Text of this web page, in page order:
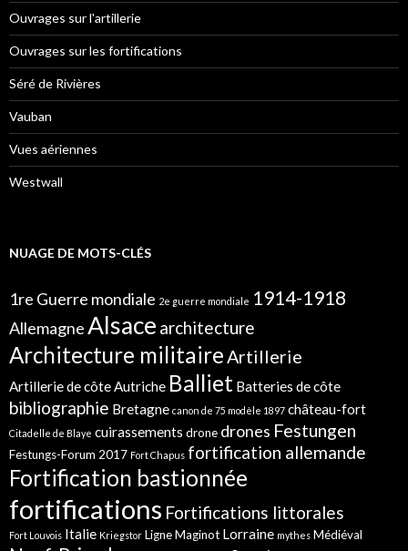
Ouvrages sur l'artillerie
Ouvrages sur les fortifications
Séré de Rivières
Vauban
Vues aériennes
Westwall
NUAGE DE MOTS-CLÉS
1re Guerre mondiale 2e guerre mondiale 1914-1918
AllemagneAlsace architecture
Architecture militaireArtillerie
Artillerie de côteAutriche Balliet Batteries de côte
bibliographie Bretagne canon de 75 modèle 1897 château-fort
Citadelle de Blaye cuirassements drone drones Festungen
Festungs-Forum 2017 Fort Chapus fortification allemande
Fortification bastionnée
fortifications Fortifications littorales
Fort Louvois Italie Kriegstor Ligne Maginot Lorraine mythes Médiéval